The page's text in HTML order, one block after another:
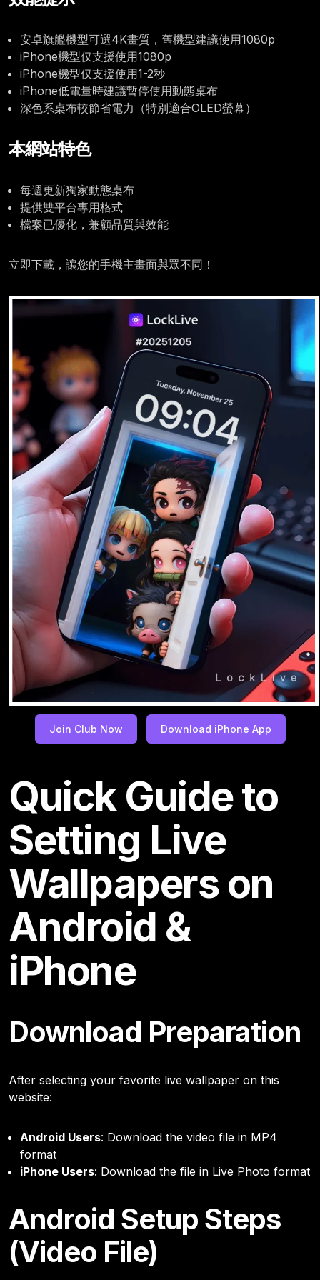
安卓旗艦機型可選4K畫質，舊機型建議使用1080p
iPhone機型仅支援使用1080p
iPhone機型仅支援使用1-2秒
iPhone低電量時建議暫停使用動態桌布
深色系桌布較節省電力（特別適合OLED螢幕）
本網站特色
每週更新獨家動態桌布
提供雙平台專用格式
檔案已優化，兼顧品質與效能
立即下載，讓您的手機主畫面與眾不同！
Join Club Now Download iPhone App
Quick Guide to
Setting Live
Wallpapers on
Android &
iPhone
Download Preparation
After selecting your favorite live wallpaper on this
website:
Android Users: Download the video file in MP4
format
iPhone Users: Download the file in Live Photo format
Android Setup Steps
(Video File)